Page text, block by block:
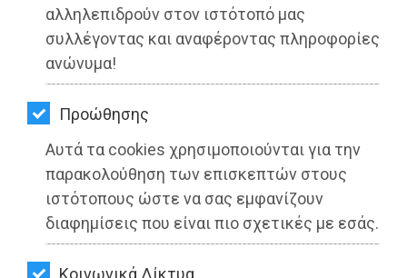
αλληλεπιδρούν στον ιστότοπό μας
συλλέγοντας και αναφέροντας πληροφορίες
ανώνυμα!
Προώθησης
Αυτά τα cookies χρησιμοποιούνται για την
παρακολούθηση των επισκεπτών στους
ιστότοπους ώστε να σας εμφανίζουν
διαφημίσεις που είναι πιο σχετικές με εσάς.
Kοινωνικά Δίκτυα
ΕΞΟΔΟΣ
ΠΕΡΙΒΑΛΛΟΝ
ΚΑΤΟΙΚΙΔΙΟ
ΑΓΓΕΛΙΕΣ
ΕΦΗΜΕΡΙΔΕΣ
OΔΗΓΟΣ
ΑΓΟΡΑΣ
Φιλοξενία προσφύγων από την
Ουκρανία από τους Δήμους Ραφήνας-
Πικερμίου και Ζωγράφου
04-03-2022
Από την Ειρήνη Δελακά